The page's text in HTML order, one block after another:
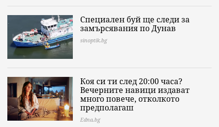
Специален буй ще следи за
замърсявания по Дунав
sinoptik.bg
Коя си ти след 20:00 часа?
Вечерните навици издават
много повече, отколкото
предполагаш
Edna.bg